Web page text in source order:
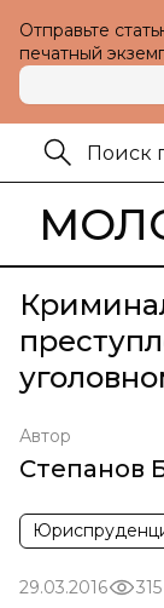
Отправьте
печатный
Автор
Степанов
29.03.2016 315